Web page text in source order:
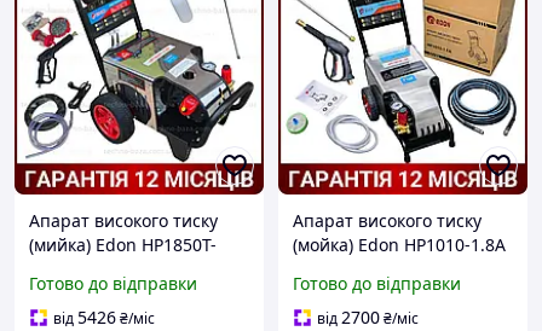
Апарат високого тиску
(мийка) Edon HP1850T-
л/хв, Гарантія 1 рік)
Готово до відправки
від5426₴/міс
Апарат високого тиску
(мойка) Edon HP1010-1.8A
Продуктивність 10 л/хв,
Гарантія 1 рік)
Готово до відправки
від2700₴/міс